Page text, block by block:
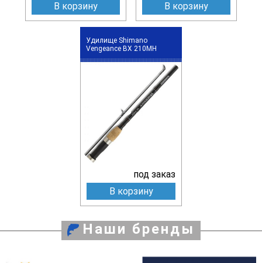
В корзину
В корзину
Удилище Shimano
Vengeance BX 210MH
под заказ
В корзину
Наши бренды